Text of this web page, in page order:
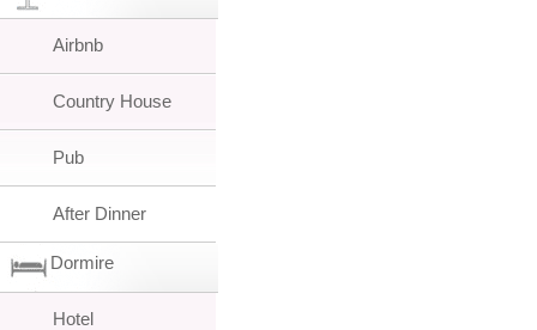
Airbnb
Country House
Pub
After Dinner
Dormire
Hotel